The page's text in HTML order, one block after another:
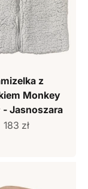
z
Monkey
- Jasnoszara
Cena sprzedaży
183 zł